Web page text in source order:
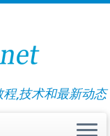
程,技术和最新动态